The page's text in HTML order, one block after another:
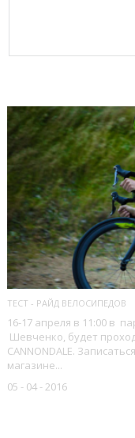
ТЕСТ - РАЙД ВЕЛОСИПЕДОВ
16-17 апреля в 11:00 в
Шевченко, будет
CANNONDALE.
магазине...
05 - 04 - 2016